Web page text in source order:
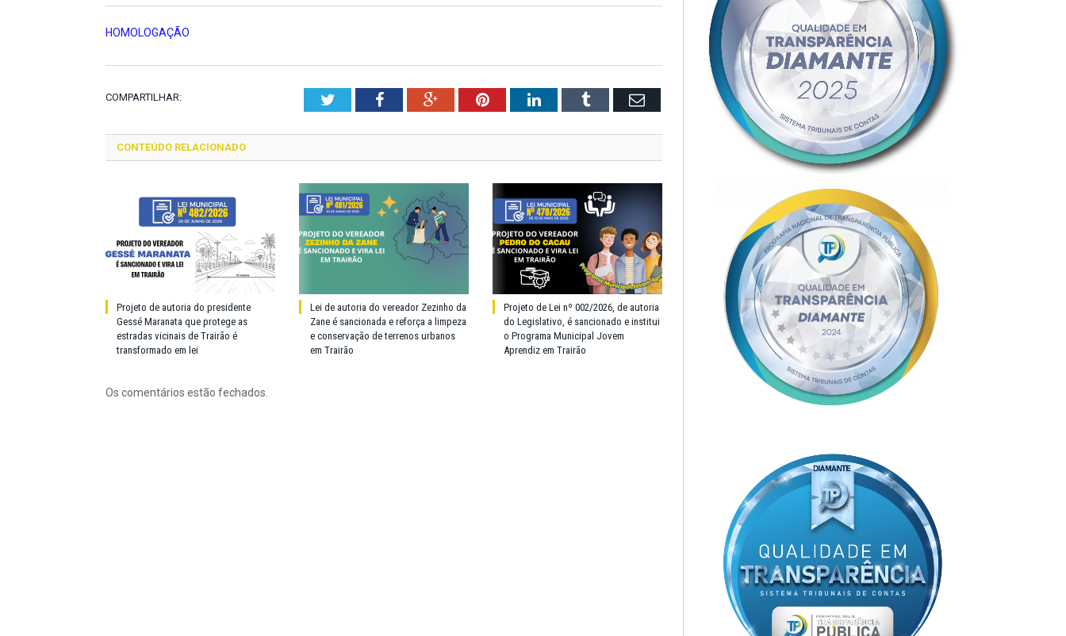
HOMOLOGAÇÃO
COMPARTILHAR: TwitterFacebookGoogle+PinterestLinkedInTumblr Email
CONTEÚDO RELACIONADO
Projeto de autoria do presidente
Gessé Maranata que protege as
estradas vicinais de Trairão é
transformado em lei
Lei de autoria do vereador Zezinho da
Zane é sancionada e reforça a limpeza
e conservação de terrenos urbanos
em Trairão
Projeto de Lei nº 002/2026, de autoria
do Legislativo, é sancionado e institui
o Programa Municipal Jovem
Aprendiz em Trairão
Os comentários estão fechados.